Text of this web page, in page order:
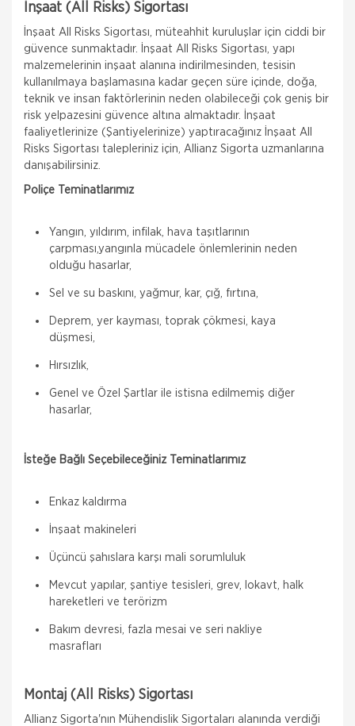
İnşaat (All Risks) Sigortası
İnşaat All Risks Sigortası, müteahhit kuruluşlar için ciddi bir
güvence sunmaktadır. İnşaat All Risks Sigortası, yapı
malzemelerinin inşaat alanına indirilmesinden, tesisin
kullanılmaya başlamasına kadar geçen süre içinde, doğa,
teknik ve insan faktörlerinin neden olabileceği çok geniş bir
risk yelpazesini güvence altına almaktadır. İnşaat
faaliyetlerinize (Şantiyelerinize) yaptıracağınız İnşaat All
Risks Sigortası talepleriniz için, Allianz Sigorta uzmanlarına
danışabilirsiniz.
Poliçe Teminatlarımız
Yangın, yıldırım, infilak, hava taşıtlarının
çarpması,yangınla mücadele önlemlerinin neden
olduğu hasarlar,
Sel ve su baskını, yağmur, kar, çığ, fırtına,
Deprem, yer kayması, toprak çökmesi, kaya
düşmesi,
Hırsızlık,
Genel ve Özel Şartlar ile istisna edilmemiş diğer
hasarlar,
İsteğe Bağlı Seçebileceğiniz Teminatlarımız
Enkaz kaldırma
İnşaat makineleri
Üçüncü şahıslara karşı mali sorumluluk
Mevcut yapılar, şantiye tesisleri, grev, lokavt, halk
hareketleri ve terörizm
Bakım devresi, fazla mesai ve seri nakliye
masrafları
Montaj (All Risks) Sigortası
Allianz Sigorta'nın Mühendislik Sigortaları alanında verdiği